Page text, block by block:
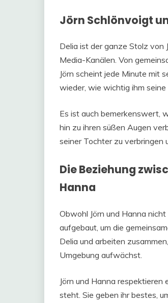
Jörn Schlönvoigt
Delia ist der ganze Stolz von
Media-Kanälen. Von
Jörn scheint jede Minute mit
wieder, wie wichtig ihm seine
Es ist auch bemerkenswert,
hin zu ihren süßen Augen
seiner Tochter zu verbringen
Die Beziehung
Hanna
Obwohl Jörn und Hanna
aufgebaut, um die
Delia und arbeiten
Umgebung aufwächst.
Jörn und Hanna
steht. Sie geben ihr bestes,